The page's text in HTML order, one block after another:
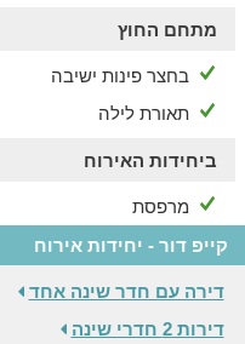
מתחם החוץ
בחצר פינות ישיבה
תאורת לילה
ביחידות האירוח
מרפסת
קייפ דור - יחידות אירוח
דירה עם חדר שינה אחד
דירות 2 חדרי שינה